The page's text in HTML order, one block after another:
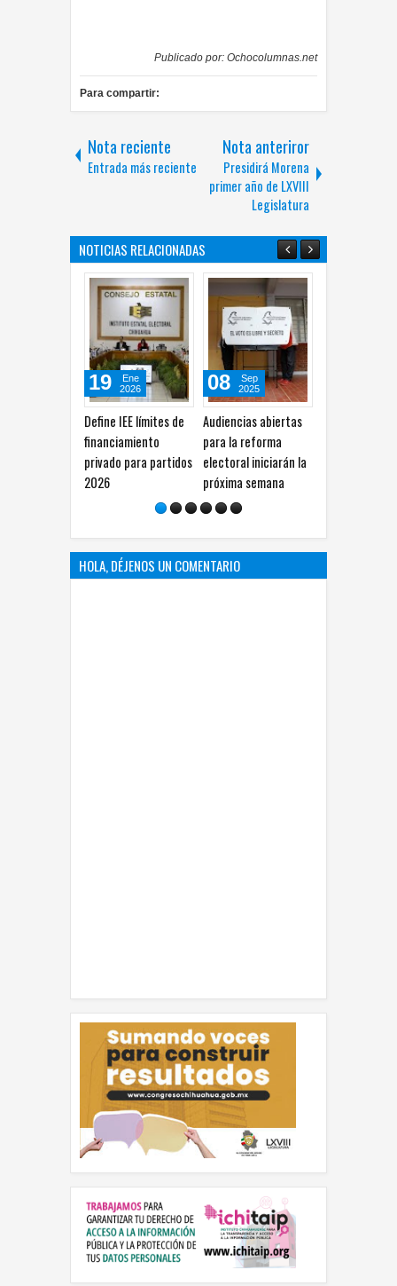
Publicado por: Ochocolumnas.net
Para compartir:
Nota reciente
Entrada más reciente
Nota anteriror
Presidirá Morena
primer año de LXVIII
Legislatura
NOTICIAS RELACIONADAS
Define IEE límites de
financiamiento
privado para partidos
2026
Audiencias abiertas
para la reforma
electoral iniciarán la
próxima semana
08
2025
Entrega INE últimas
12 constancias de
mayoría a jueces;
cierra proceso
31
2025
HOLA, DÉJENOS UN COMENTARIO